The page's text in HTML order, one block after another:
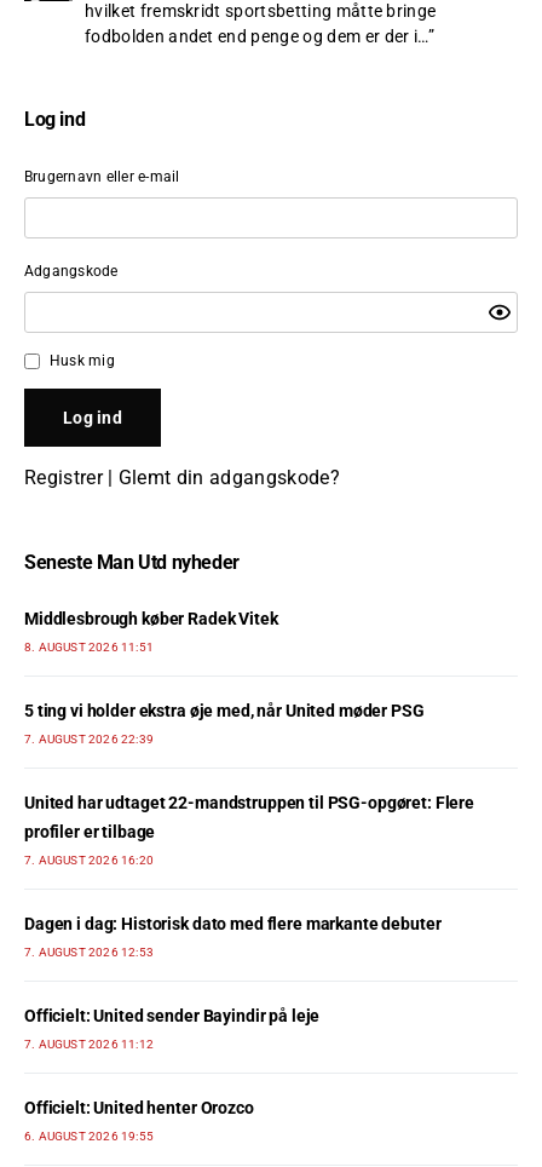
hvilket fremskridt sportsbetting måtte bringe
fodbolden andet end penge og dem er der i…”
Log ind
Brugernavn eller e-mail
Adgangskode
Husk mig
Registrer| Glemt din adgangskode?
Seneste Man Utd nyheder
Middlesbrough køber Radek Vitek
8. AUGUST 2026 11:51
5 ting vi holder ekstra øje med, når United møder PSG
7. AUGUST 2026 22:39
United har udtaget 22-mandstruppen til PSG-opgøret: Flere
profiler er tilbage
7. AUGUST 2026 16:20
Dagen i dag: Historisk dato med flere markante debuter
7. AUGUST 2026 12:53
Officielt: United sender Bayindir på leje
7. AUGUST 2026 11:12
Officielt: United henter Orozco
6. AUGUST 2026 19:55